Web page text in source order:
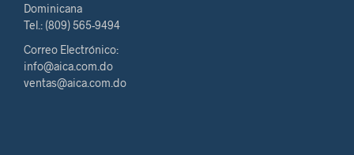
Dominicana
Tel.: (809) 565-9494
Correo Electrónico:
info@aica.com.do
ventas@aica.com.do